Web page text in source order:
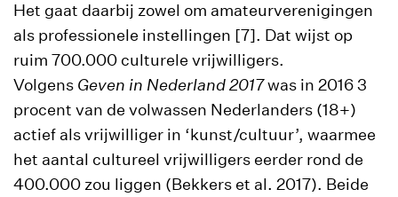
Het gaat daarbij zowel om amateurverenigingen
als professionele instellingen [7]. Dat wijst op
ruim 700.000 culturele vrijwilligers.
Volgens Geven in Nederland 2017was in 2016 3
procent van de volwassen Nederlanders (18+)
actief als vrijwilliger in ‘kunst/cultuur’, waarmee
het aantal cultureel vrijwilligers eerder rond de
400.000 zou liggen (Bekkers et al. 2017). Beide